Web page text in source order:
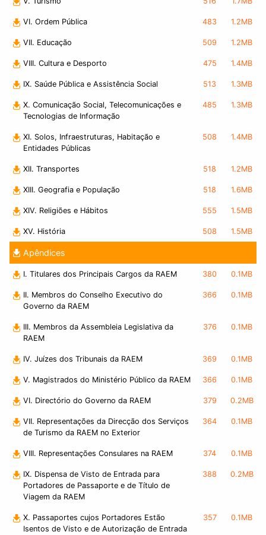
VI. Ordem Pública 483 1.2MB
VII. Educação 509 1.2MB
VIII. Cultura e Desporto 475 1.4MB
IX. Saúde Pública e Assistência Social 513 1.3MB
X. Comunicação Social, Telecomunicações e
Tecnologias de Informação
485 1.3MB
XI. Solos, Infraestruturas, Habitação e
Entidades Públicas
508 1.4MB
XII. Transportes 518 1.2MB
XIII. Geografia e População 518 1.6MB
XIV. Religiões e Hábitos 555 1.5MB
XV. História 508 1.5MB
Apêndices
I. Titulares dos Principais Cargos da RAEM 380 0.1MB
II. Membros do Conselho Executivo do
Governo da RAEM
366 0.1MB
III. Membros da Assembleia Legislativa da
RAEM
376 0.1MB
IV. Juízes dos Tribunais da RAEM 369 0.1MB
V. Magistrados do Ministério Público da RAEM 366 0.1MB
VI. Directório do Governo da RAEM 379 0.2MB
VII. Representações da Direcção dos Serviços
de Turismo da RAEM no Exterior
364 0.1MB
VIII. Representações Consulares na RAEM 374 0.1MB
IX. Dispensa de Visto de Entrada para
Portadores de Passaporte e de Título de
Viagem da RAEM
388 0.2MB
X. Passaportes cujos Portadores Estão
Isentos de Visto e de Autorização de Entrada
357 0.1MB